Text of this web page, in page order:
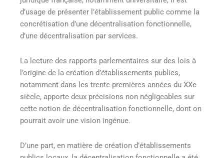
d’usage de présenter l’établissement public comme la
concrétisation d’une décentralisation fonctionnelle,
d’une décentralisation par services.
La lecture des rapports parlementaires sur des lois à
l’origine de la création d’établissements publics,
notamment dans les trente premières années du XXe
siècle, apporte deux précisions non négligeables sur
cette notion de décentralisation fonctionnelle, dont on
pourrait avoir une vision ingénue.
D’une part, en matière de création d’établissements